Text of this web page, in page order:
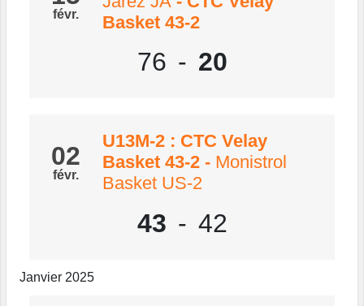
févr.
Basket 43-2
76 - 20
02
févr.
U13M-2 : CTC Velay
Basket 43-2 - Monistrol
Basket US-2
43 - 42
Janvier 2025